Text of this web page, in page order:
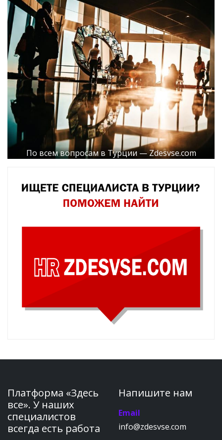
По всем вопросам в Турции — Zdesvse.com
Платформа «Здесь
все». У наших
специалистов
всегда есть работа
Напишите нам
Email
info@zdesvse.com